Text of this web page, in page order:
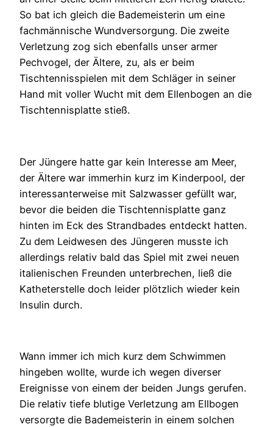
So bat ich gleich die Bademeisterin um eine
fachmännische Wundversorgung. Die zweite
Verletzung zog sich ebenfalls unser armer
Pechvogel, der Ältere, zu, als er beim
Tischtennisspielen mit dem Schläger in seiner
Hand mit voller Wucht mit dem Ellenbogen an die
Tischtennisplatte stieß.
Der Jüngere hatte gar kein Interesse am Meer,
der Ältere war immerhin kurz im Kinderpool, der
interessanterweise mit Salzwasser gefüllt war,
bevor die beiden die Tischtennisplatte ganz
hinten im Eck des Strandbades entdeckt hatten.
Zu dem Leidwesen des Jüngeren musste ich
allerdings relativ bald das Spiel mit zwei neuen
italienischen Freunden unterbrechen, ließ die
Katheterstelle doch leider plötzlich wieder kein
Insulin durch.
Wann immer ich mich kurz dem Schwimmen
hingeben wollte, wurde ich wegen diverser
Ereignisse von einem der beiden Jungs gerufen.
Die relativ tiefe blutige Verletzung am Ellbogen
versorgte die Bademeisterin in einem solchen